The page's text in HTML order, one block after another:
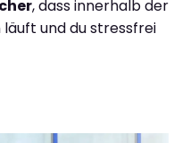
, dass innerhalb der
läuft und du stressfrei